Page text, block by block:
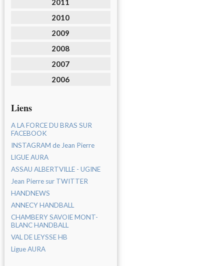
2011
2010
2009
2008
2007
2006
Liens
A LA FORCE DU BRAS SUR
FACEBOOK
INSTAGRAM de Jean Pierre
LIGUE AURA
ASSAU ALBERTVILLE - UGINE
Jean Pierre sur TWITTER
HANDNEWS
ANNECY HANDBALL
CHAMBERY SAVOIE MONT-
BLANC HANDBALL
VAL DE LEYSSE HB
Ligue AURA